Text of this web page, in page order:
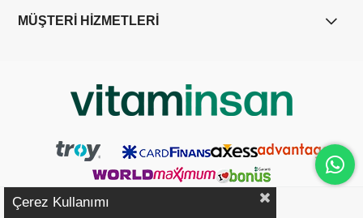
MÜŞTERİ HİZMETLERİ
Çerez Kullanımı